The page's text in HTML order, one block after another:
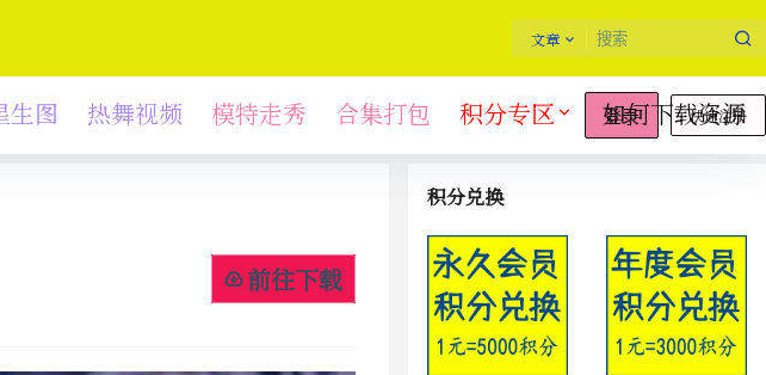
文章
登录 快速注册
生图 热舞视频 模特走秀 合集打包 积分专区 如何下载资源
前往下载
积分兑换